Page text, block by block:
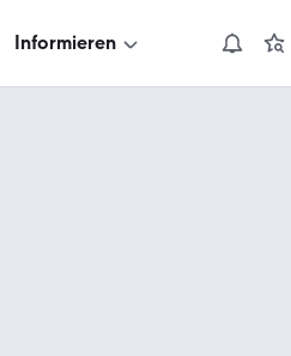
Informieren